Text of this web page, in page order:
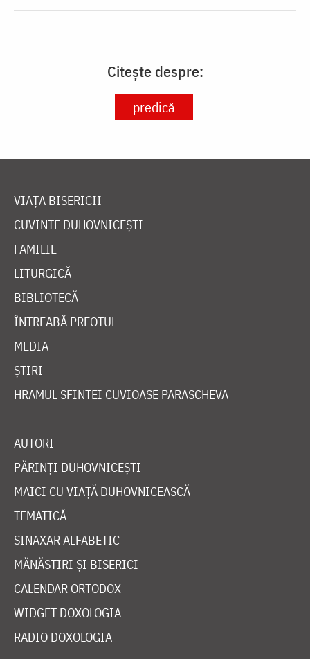
Citește despre:
predică
VIAȚA BISERICII
CUVINTE DUHOVNICEȘTI
FAMILIE
LITURGICĂ
BIBLIOTECĂ
ÎNTREABĂ PREOTUL
MEDIA
ȘTIRI
HRAMUL SFINTEI CUVIOASE PARASCHEVA
AUTORI
PĂRINȚI DUHOVNICEȘTI
MAICI CU VIAȚĂ DUHOVNICEASCĂ
TEMATICĂ
SINAXAR ALFABETIC
MĂNĂSTIRI ȘI BISERICI
CALENDAR ORTODOX
WIDGET DOXOLOGIA
RADIO DOXOLOGIA